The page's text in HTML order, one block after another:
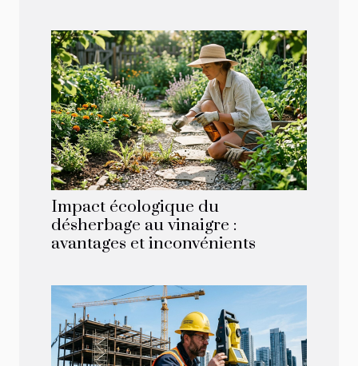
Impact écologique du
désherbage au vinaigre :
avantages et inconvénients